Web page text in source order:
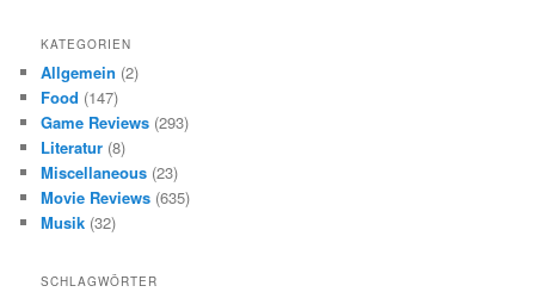
KATEGORIEN
Allgemein (2)
Food (147)
Game Reviews (293)
Literatur (8)
Miscellaneous (23)
Movie Reviews (635)
Musik (32)
SCHLAGWÖRTER